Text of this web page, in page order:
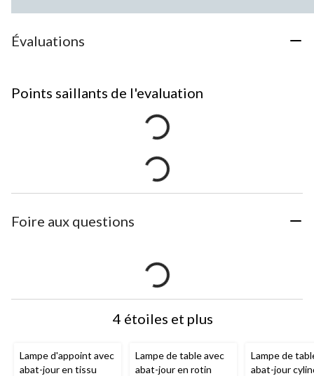
Évaluations
Points saillants de l'evaluation
Foire aux questions
4 étoiles et plus
Lampe d'appoint avec
abat-jour en tissu
Lampe de table avec
abat-jour en rotin
Lampe de
abat-jour